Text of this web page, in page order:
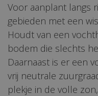
Voor aanplant langs
gebieden met een
Houdt van een
bodem die slechts
Daarnaast is er een
vrij neutrale
plekje in de volle